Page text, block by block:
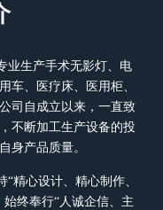
业生产手术无影灯、电
车、医疗床、医用柜、
司自成立以来，一直致
不断加工生产设备的投
身产品质量。
“精心设计、精心制作、
终奉行“人诚企信、主